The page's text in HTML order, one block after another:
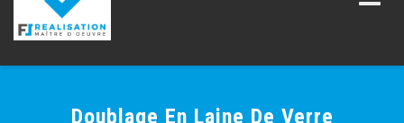
Doublage En Laine De Verre